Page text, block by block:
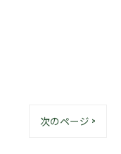
次のページ >